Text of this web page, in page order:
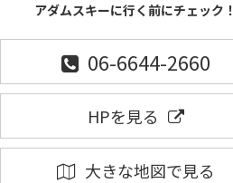
アダムスキーに行く前にチェック！
06-6644-2660
HPを見る
大きな地図で見る